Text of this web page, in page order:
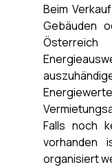
Beim
Gebäuden
Falls noch
vorhanden
organisiert